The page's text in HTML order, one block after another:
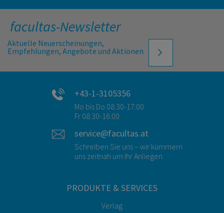
facultas-Newsletter
Aktuelle Neuerscheinungen,
Empfehlungen, Angebote und Aktionen
+43-1-3105356
Mo bis Do 08:30-17:00
Fr 08:30-16:00
service@facultas.at
Schreiben Sie uns – wir kümmern
uns zeitnah um Ihr Anliegen.
PRODUKTE & SERVICES
Verlag